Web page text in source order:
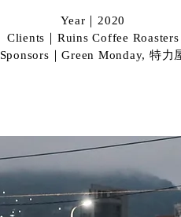
Year｜2020
Clients｜Ruins Coffee Roasters
Sponsors｜Green Monday, 特力